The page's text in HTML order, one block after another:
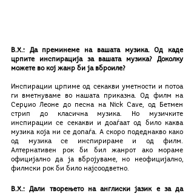
В.Х.: Да преминеме на вашата музика. Од каде
црпите инспирација за вашата музика? Доколку
можете во кој жанр би ја вброиле?
Инспирации црпиме од секакви уметности и потоа
ги вметнуваме во нашата приказна. Од филм на
Серџио Леоне до песна на Nick Cave, од Бетмен
стрип до класична музика. Но музичките
инспирации се секакви и доаѓаат од било каква
музика која ни се допаѓа. А скоро подеднакво како
од музика се инспирираме и од филм.
Алтернативен рок би бил жанрот ако мораме
официјално да ја вбројуваме, но неофицијално,
филмски рок би било најсоодветно.
В.Х.: Дали творењето на англиски јазик е за да